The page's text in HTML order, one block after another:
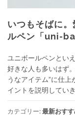
いつもそばに
ルペン「uni-
ユニボールペンとい
好きな人も多いはず
うなアイテム”に仕
イントを説明してい
カテゴリー:最新おす